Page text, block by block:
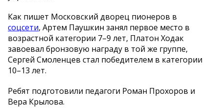
Как пишет Московский дворец пионеров в
соцсети, Артем Паушкин занял первое место в
возрастной категории 7–9 лет, Платон Ходак
завоевал бронзовую награду в той же группе,
Сергей Смоленцев стал победителем в категории
10–13 лет.
Ребят подготовили педагоги Роман Прохоров и
Вера Крылова.